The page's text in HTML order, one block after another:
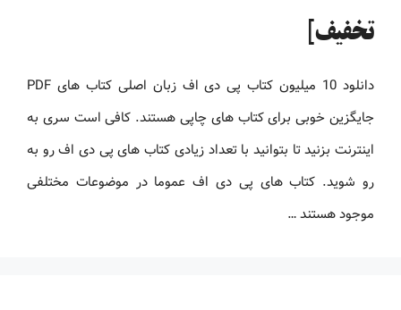
تخفیف]
دانلود 10 میلیون کتاب پی دی اف زبان اصلی کتاب های PDF
جایگزین خوبی برای کتاب های چاپی هستند. کافی است سری به
اینترنت بزنید تا بتوانید با تعداد زیادی کتاب های پی دی اف رو به
رو شوید. کتاب های پی دی اف عموما در موضوعات مختلفی
موجود هستند …